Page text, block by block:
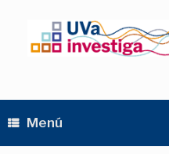
contenido
Menú